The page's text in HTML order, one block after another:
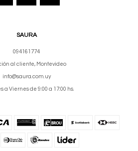
SAURA
094161774
al cliente, Montevideo
info@saura.com.uy
a Viernes de 9:00 a 17:00 hs.